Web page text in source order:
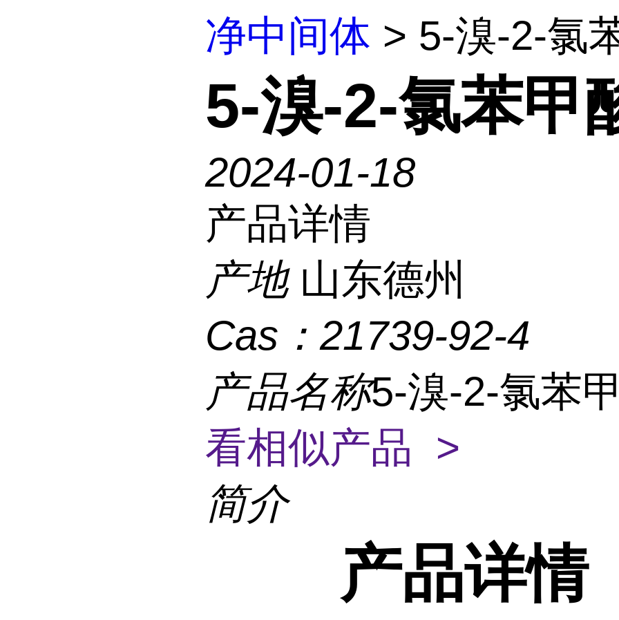
净中间体 > 5-溴-2-氯
5-溴-2-氯苯甲
2024-01-18
产品详情
产地 山东德州
Cas： 21739-92-4
产品名称5-溴-2-氯苯
看相似产品 >
简介
产品详情